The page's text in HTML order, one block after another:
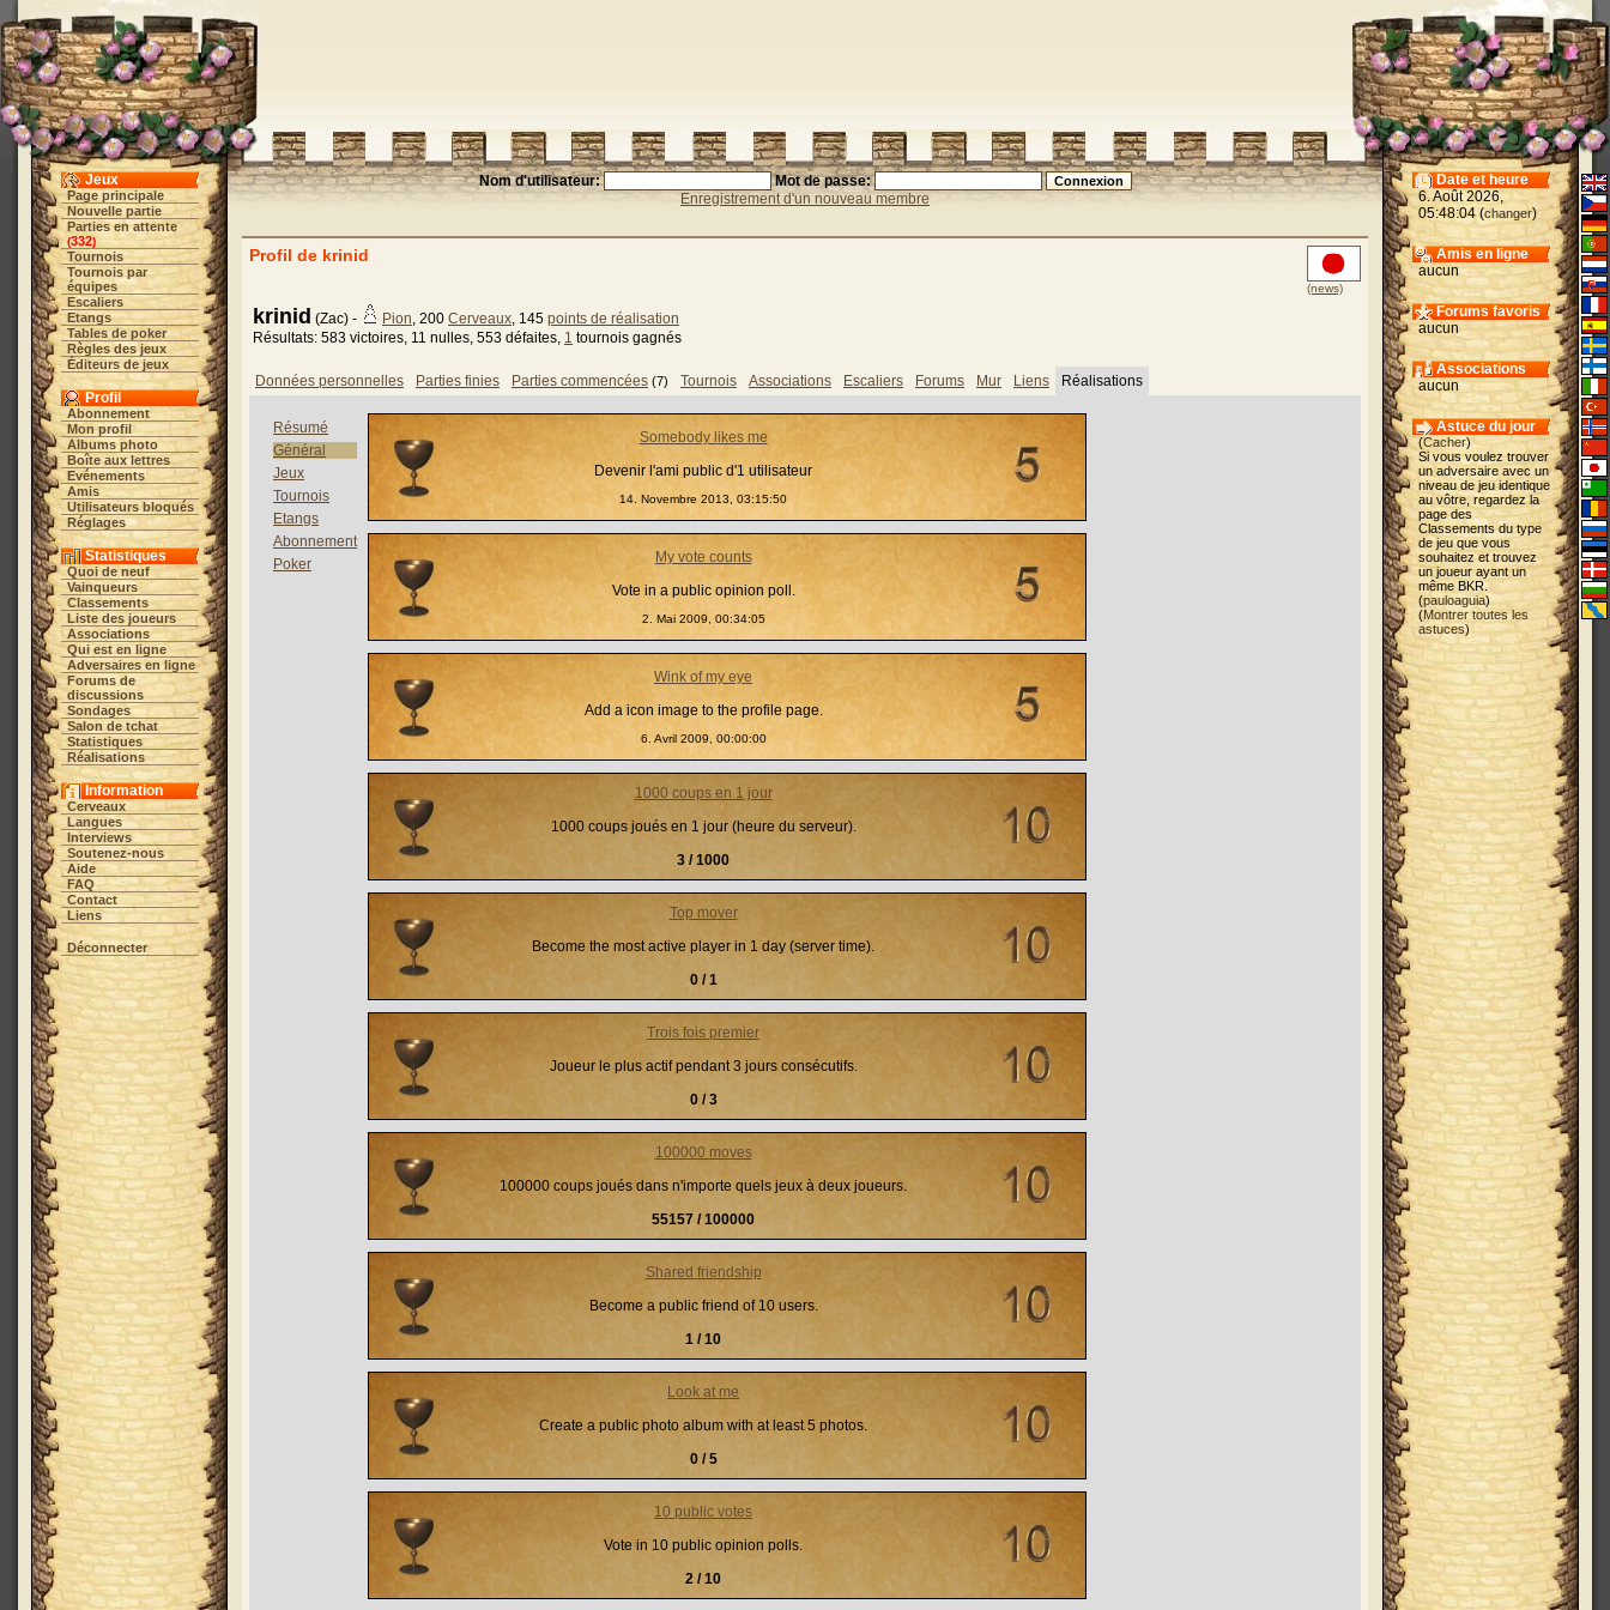
Jeux
Page principale
Nouvelle partie
Parties en attente
(332)
Tournois
Tournois par
équipes
Escaliers
Etangs
Tables de poker
Règles des jeux
Éditeurs de jeux
Profil
Abonnement
Mon profil
Albums photo
Boîte aux lettres
Evénements
Amis
Utilisateurs bloqués
Réglages
Statistiques
Quoi de neuf
Vainqueurs
Classements
Liste des joueurs
Associations
Qui est en ligne
Adversaires en ligne
Forums de
discussions
Sondages
Salon de tchat
Statistiques
Réalisations
Information
Cerveaux
Langues
Interviews
Soutenez-nous
Aide
FAQ
Contact
Liens
Déconnecter
Nom d'utilisateur:
Mot de passe:
Enregistrement d'un nouveau membre
(news)
Profil de krinid
krinid (Zac) - Pion, 200 Cerveaux, 145 points de réalisation
Résultats: 583 victoires, 11 nulles, 553 défaites, 1 tournois gagnés
Données personnelles Parties finies Parties commencées (7) Tournois Associations Escaliers Forums Mur Liens Réalisations
Résumé
Général
Jeux
Tournois
Etangs
Abonnement
Poker
Somebody likes me
Devenir l'ami public d'1 utilisateur
14. Novembre 2013, 03:15:50
My vote counts
Vote in a public opinion poll.
2. Mai 2009, 00:34:05
Wink of my eye
Add a icon image to the profile page.
6. Avril 2009, 00:00:00
1000 coups en 1 jour
1000 coups joués en 1 jour (heure du serveur).
3 / 1000
Top mover
Become the most active player in 1 day (server time).
0 / 1
Trois fois premier
Joueur le plus actif pendant 3 jours consécutifs.
0 / 3
100000 moves
100000 coups joués dans n'importe quels jeux à deux joueurs.
55157 / 100000
Shared friendship
Become a public friend of 10 users.
1 / 10
Look at me
Create a public photo album with at least 5 photos.
0 / 5
10 public votes
Vote in 10 public opinion polls.
2 / 10
Date et heure
6. Août 2026,
05:48:04 (changer)
Amis en ligne
aucun
Forums favoris
aucun
Associations
aucun
Astuce du jour
(Cacher)
Si vous voulez trouver
un adversaire avec un
niveau de jeu identique
au vôtre, regardez la
page des
Classements du type
de jeu que vous
souhaitez et trouvez
un joueur ayant un
même BKR.
(pauloaguia)
(Montrer toutes les
astuces)